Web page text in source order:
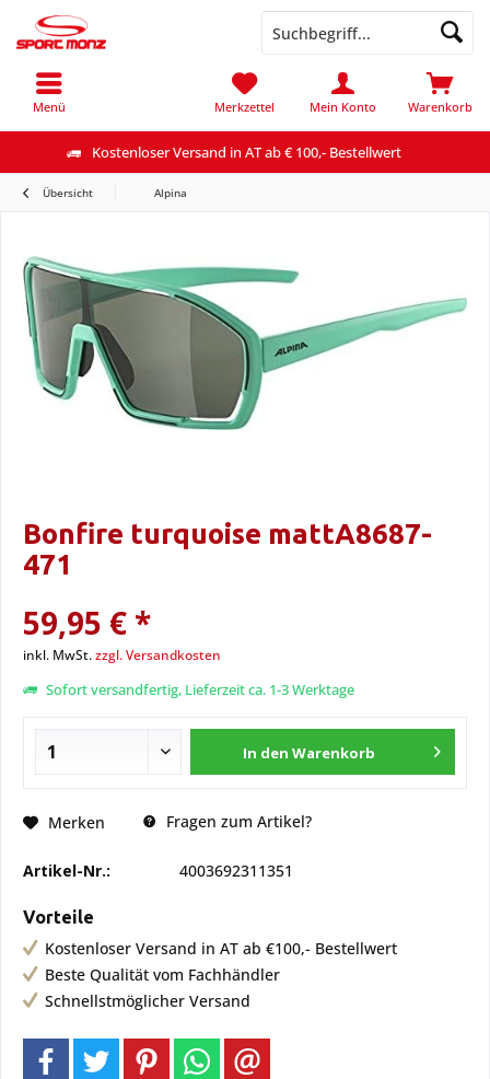
Kostenloser Versand in AT ab € 100,- Bestellwert
Menü Warenkorb
Merkzettel Mein Konto
Übersicht Alpina
Bonfire turquoise mattA8687-
471
59,95 € *
inkl. MwSt.zzgl. Versandkosten
Sofort versandfertig, Lieferzeit ca. 1-3 Werktage
In den Warenkorb
Merken Fragen zum Artikel?
Artikel-Nr.: 4003692311351
Vorteile
Kostenloser Versand in AT ab €100,- Bestellwert
Beste Qualität vom Fachhändler
Schnellstmöglicher Versand